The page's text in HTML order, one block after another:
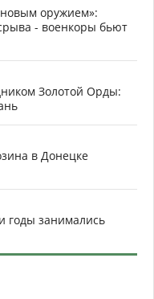
оружием»:
- военкоры бьют
Золотой Орды:
в Донецке
годы занимались